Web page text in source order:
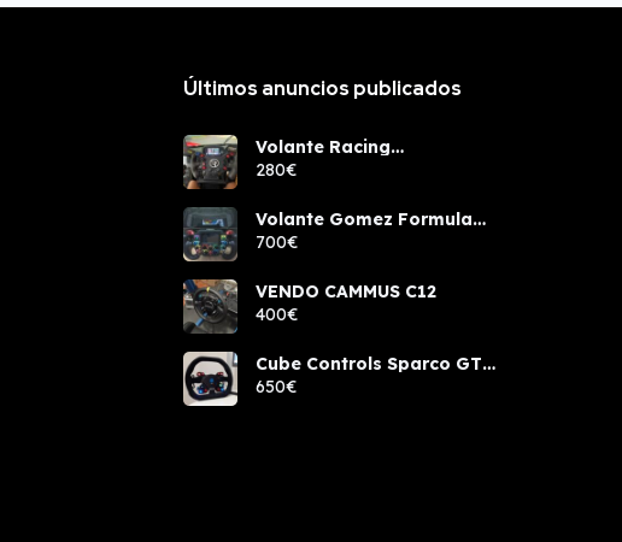
Últimos anuncios publicados
Volante Racing
components rcw sport
280€
Volante Gomez Formula
Pro Elite
700€
VENDO CAMMUS C12
400€
Cube Controls Sparco GT
PRO NUEVO
650€